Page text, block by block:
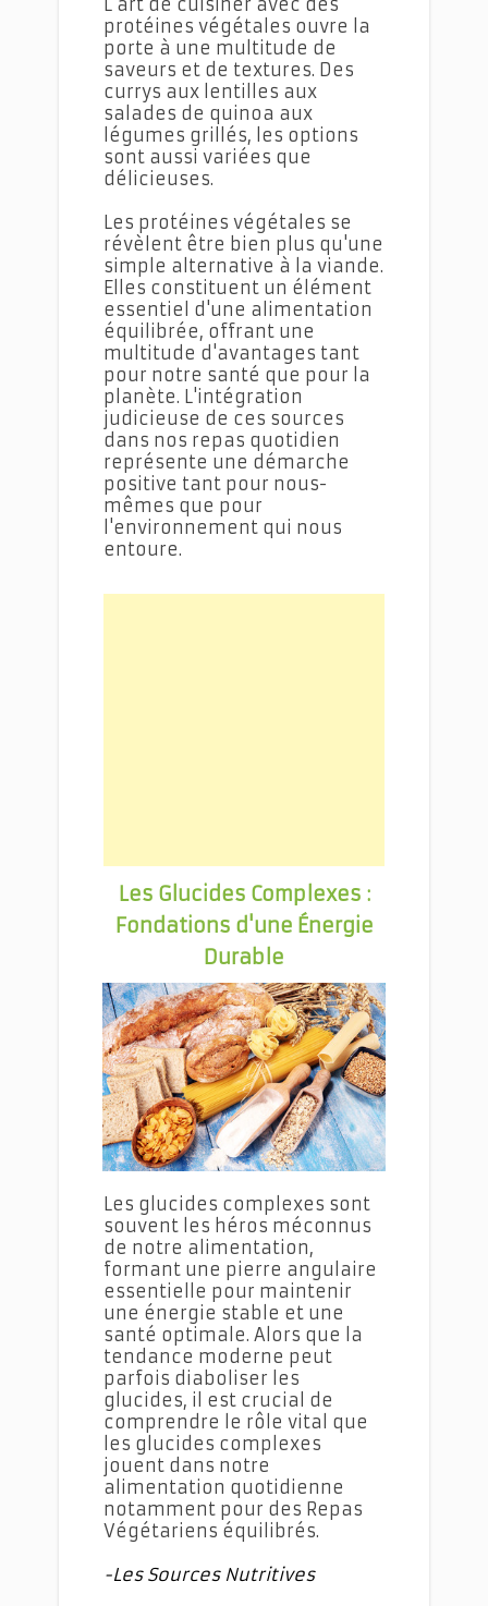
protéines végétales ouvre la
porte à une multitude de
saveurs et de textures. Des
currys aux lentilles aux
salades de quinoa aux
légumes grillés, les options
sont aussi variées que
délicieuses.
Les protéines végétales se
révèlent être bien plus qu'une
simple alternative à la viande.
Elles constituent un élément
essentiel d'une alimentation
équilibrée, offrant une
multitude d'avantages tant
pour notre santé que pour la
planète. L'intégration
judicieuse de ces sources
dans nos repas quotidien
représente une démarche
positive tant pour nous-
mêmes que pour
l'environnement qui nous
entoure.
Les Glucides Complexes :
Fondations d'une Énergie
Durable
Repas Végétariens Équilibrés et Savoureux
Les glucides complexes sont
souvent les héros méconnus
de notre alimentation,
formant une pierre angulaire
essentielle pour maintenir
une énergie stable et une
santé optimale. Alors que la
tendance moderne peut
parfois diaboliser les
glucides, il est crucial de
comprendre le rôle vital que
les glucides complexes
jouent dans notre
alimentation quotidienne
notamment pour des Repas
Végétariens équilibrés.
-Les Sources Nutritives